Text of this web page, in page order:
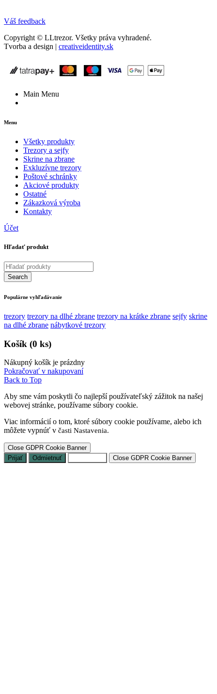
Váš feedback
Copyright © LLtrezor. Všetky práva vyhradené.
Tvorba a design | creativeidentity.sk
Main Menu
Menu
Všetky produkty
Trezory a sejfy
Skrine na zbrane
Exkluzívne trezory
Poštové schránky
Akciové produkty
Ostatné
Zákazková výroba
Kontakty
Účet
Hľadať produkt
Populárne vyhľadávanie
trezory trezory na dlhé zbrane trezory na krátke zbrane sejfy skrine
na dlhé zbrane nábytkové trezory
Košík (0 ks)
Nákupný košík je prázdny
Pokračovať v nakupovaní
Back to Top
Aby sme vám poskytli čo najlepší používateľský zážitok na našej
webovej stránke, používame súbory cookie.
Viac informácií o tom, ktoré súbory cookie používame, alebo ich
môžete vypnúť v časti Nastavenia.
Close GDPR Cookie Banner
Prijať
Odmietnuť Close GDPR Cookie Banner